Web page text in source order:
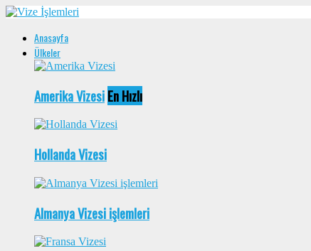
Anasayfa
Ülkeler
Amerika VizesiEn Hızlı
Hollanda Vizesi
Almanya Vizesi işlemleri